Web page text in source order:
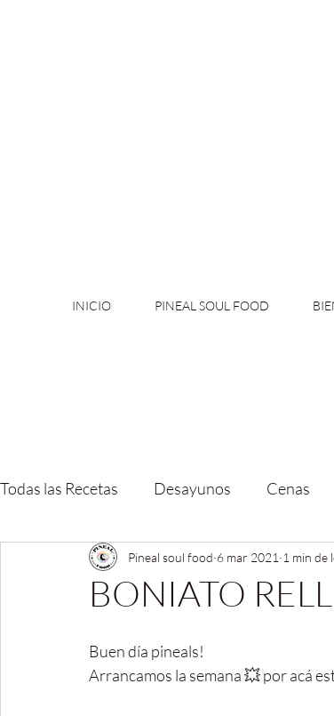
Todas las Recetas Desayunos Cenas
BONIATO
Pineal soul food 6 mar 2021 1 min de
Buen día pineals!
Arrancamos la semana 💥 por acá
INICIO PINEAL SOUL FOOD